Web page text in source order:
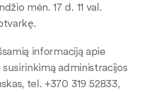
mėn. 17 d. 11 val.
informaciją apie
administracijos
tel. +370 319 52833,